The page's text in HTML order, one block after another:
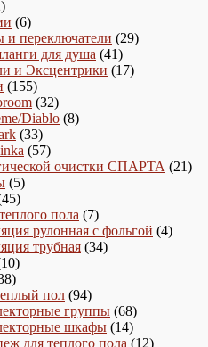
42
товара
66
товаров
и переключатели 2929
для душа 4141
товар
и Эксцентрики 1717
155155
товаров
3232
товара
Diablo 88
3333
товара
5757
товаров
очистки СПАРТА 2121
55
товаров
4545
товаровпола 77
товаров
рулонная с фольгой 44
трубная 3434
1010
товаров
138
товаров
пол 9494
товара
группы 6868
товаров
шкафы 1414
товаров
для теплого пола 1212